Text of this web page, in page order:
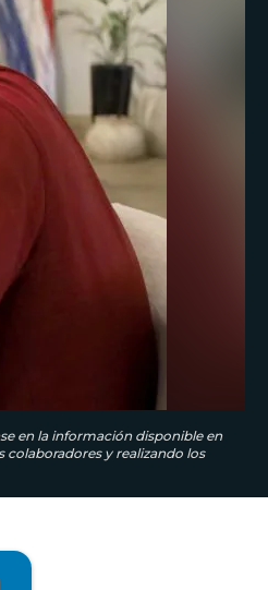
en la información disponible en
y realizando los